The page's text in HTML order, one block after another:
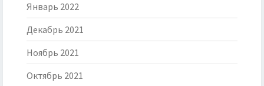
Январь 2022
Декабрь 2021
Ноябрь 2021
Октябрь 2021